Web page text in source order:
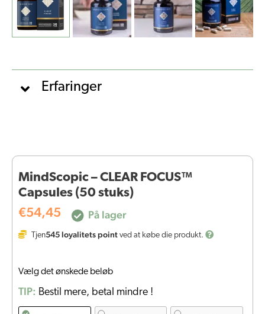
Erfaringer
MindScopic – CLEAR FOCUS™
Capsules (50 stuks)
€54,45 På lager
Tjen545 loyalitets point ved at købe die produkt.
Vælg det ønskede beløb
TIP: Bestil mere, betal mindre !